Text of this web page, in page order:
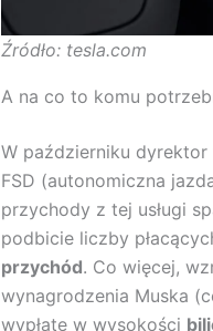
Źródło: tesla.com
A na co to komu
W październiku dyrektor
FSD (autonomiczna
przychody z tej usługi
podbicie liczby
przychód. Co więcej,
wynagrodzenia Muska
wypłatę w wysokości